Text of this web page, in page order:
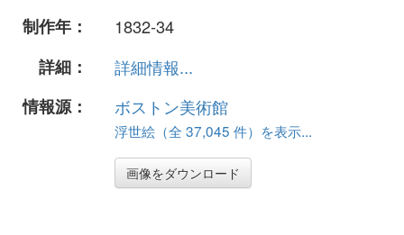
制作年：
1832-34
詳細：
詳細情報...
情報源：
ボストン美術館
浮世絵（全 37,045 件）を表示...
画像をダウンロード